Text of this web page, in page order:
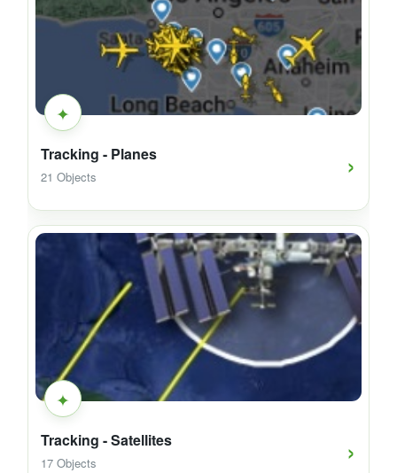
✦
Tracking - Planes
21 Objects ›
✦
Tracking - Satellites
17 Objects ›